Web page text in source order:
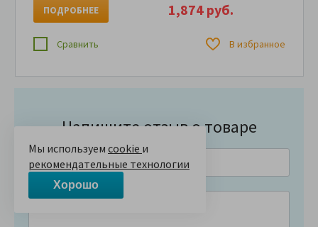
1,874 руб.
ПОДРОБНЕЕ
Сравнить В избранное
Напишите отзыв о товаре
Мы используем cookie и
рекомендательные технологии
Хорошо